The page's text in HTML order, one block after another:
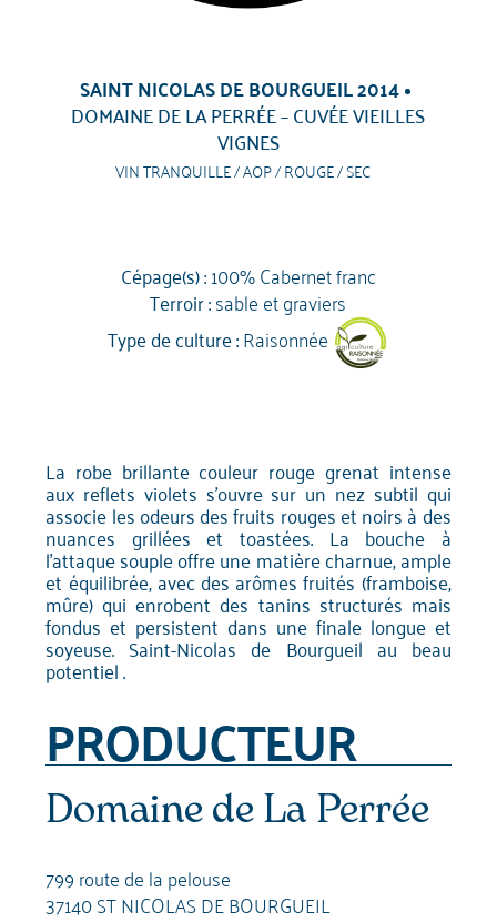
SAINT NICOLAS DE BOURGUEIL 2014
DOMAINE DE LA PERRÉE – CUVÉE VIEILLES
VIGNES
VIN TRANQUILLE / AOP / ROUGE / SEC
Cépage(s) :100% Cabernet franc
Terroir :sable et graviers
Type de culture :Raisonnée
La robe brillante couleur rouge grenat intense
aux reflets violets s'ouvre sur un nez subtil qui
associe les odeurs des fruits rouges et noirs à des
nuances grillées et toastées. La bouche à
l'attaque souple offre une matière charnue, ample
et équilibrée, avec des arômes fruités (framboise,
mûre) qui enrobent des tanins structurés mais
fondus et persistent dans une finale longue et
soyeuse. Saint-Nicolas de Bourgueil au beau
potentiel .
PRODUCTEUR
Domaine de La Perrée
799 route de la pelouse
37140 ST NICOLAS DE BOURGUEIL